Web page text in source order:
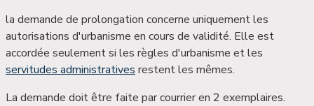
la demande de prolongation concerne uniquement les
autorisations d'urbanisme en cours de validité. Elle est
accordée seulement si les règles d'urbanisme et les
servitudes administratives restent les mêmes.
La demande doit être faite par courrier en 2 exemplaires.